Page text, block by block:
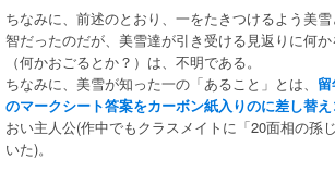
ちなみに、前述のとおり、一をたきつけるよう美
智だったのだが、美雪達が引き受ける見返りに何
（何かおごるとか？）は、不明である。
ちなみに、美雪が知った一の「あること」とは、
のマークシート答案をカーボン紙入りのに差し替
おい主人公(作中でもクラスメイトに「20面相の孫
いた)。